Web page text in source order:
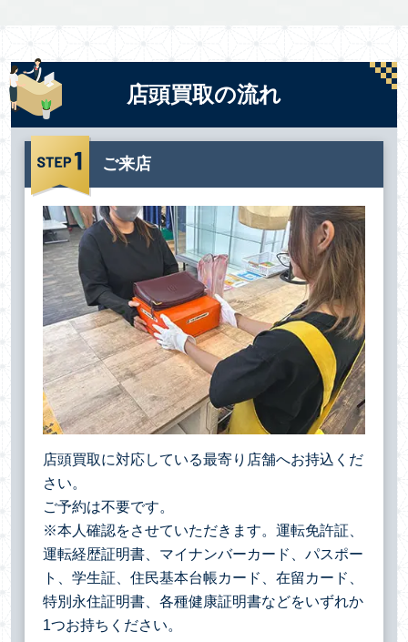
店頭買取の流れ
ご来店
店頭買取に対応している最寄り店舗へお持込くだ
さい。
ご予約は不要です。
※本人確認をさせていただきます。運転免許証、
運転経歴証明書、マイナンバーカード、パスポー
ト、学生証、住民基本台帳カード、在留カード、
特別永住証明書、各種健康証明書などをいずれか
1つお持ちください。